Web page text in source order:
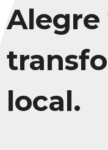
Alegre
local.